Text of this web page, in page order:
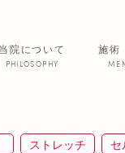
当院について
PHILOSOPHY
施術
ストレッチ セ